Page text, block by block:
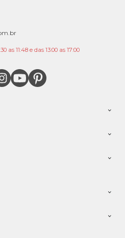
as 11:48 e das 13:00 as 17:00